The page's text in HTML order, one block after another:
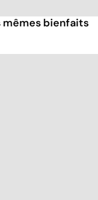
bienfaits